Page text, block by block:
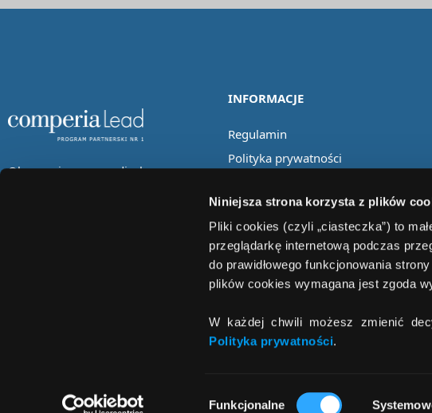
Niniejsza strona korzysta z plików
Pliki cookies (czyli „ciasteczka”) to
przeglądarkę internetową podczas
do prawidłowego funkcjonowania
plików cookies wymagana jest zgoda
W każdej chwili możesz zmienić
Polityka prywatności.
Funkcjonalne
Obserwuj nas w mediach
INFORMACJE
Regulamin
Polityka prywatności